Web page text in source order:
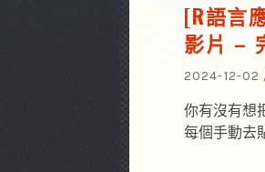
[R語言
影片 –
2024-12-02
你有沒有想
每個手動去